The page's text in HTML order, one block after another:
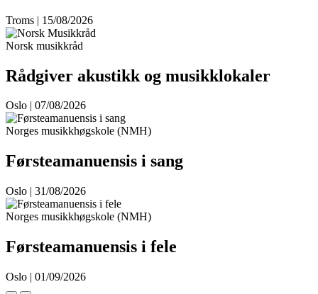
Troms | 15/08/2026
Norsk musikkråd
Rådgiver akustikk og musikklokaler
Oslo | 07/08/2026
Norges musikkhøgskole (NMH)
Førsteamanuensis i sang
Oslo | 31/08/2026
Norges musikkhøgskole (NMH)
Førsteamanuensis i fele
Oslo | 01/09/2026